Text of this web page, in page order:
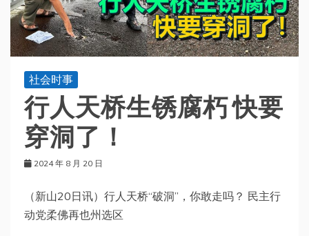
社会时事
行人天桥生锈腐朽 快要
穿洞了！
2024 年 8 月 20 日
（新山20日讯）行人天桥“破洞”，你敢走吗？ 民主行
动党柔佛再也州选区